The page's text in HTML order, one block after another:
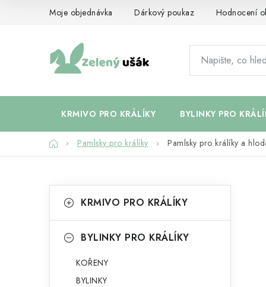
Moje objednávka Dárkový poukaz Hodnocení
KRMIVO PRO KRÁLÍKY BYLINKY PRO
DomůPamlsky pro králíky Pamlsky pro králíky a
okategorie
a
KRMIVO PRO KRÁLÍKY
BYLINKY PRO KRÁLÍKY
KOŘENY
BYLINKY